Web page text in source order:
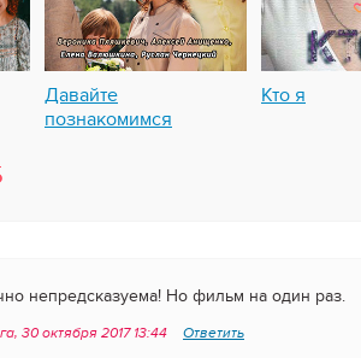
Давайте
познакомимся
Кто я
непредсказуема! Но фильм на один раз.
30 октября 2017 13:44 Ответить